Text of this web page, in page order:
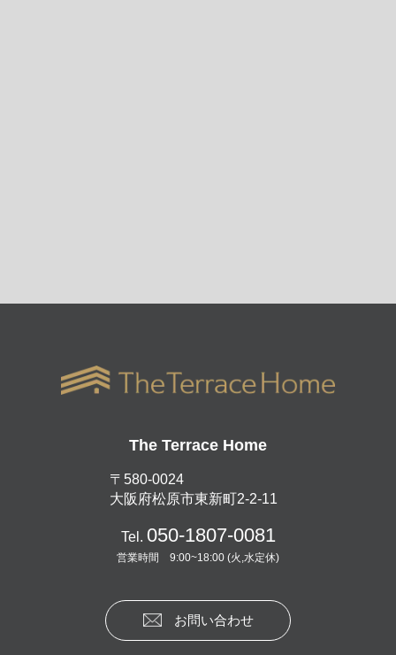
The Terrace Home
〒580-0024
大阪府松原市東新町2-2-11
Tel. 050-1807-0081
営業時間 9:00~18:00 (火,水定休)
お問い合わせ